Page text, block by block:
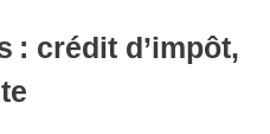
: crédit d’impôt,